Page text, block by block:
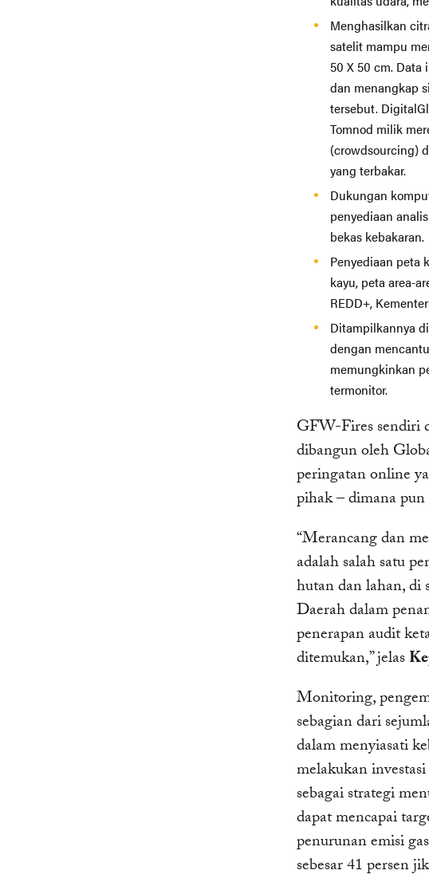
Menghasilkan
satelit mampu
50 X 50 cm.
dan menangkap
tersebut.
Tomnod milik
(crowdsourcing)
yang terbakar.
Dukungan
penyediaan
bekas kebakaran.
Penyediaan peta
kayu, peta area-
REDD+,
Ditampilkannya
dengan
memungkinkan
termonitor.
GFW-Fires sendiri
dibangun oleh
peringatan online
pihak – dimana
“Merancang dan
adalah salah satu
hutan dan lahan, di
Daerah dalam
penerapan audit
ditemukan,” jelas
Monitoring,
sebagian dari
dalam menyiasati
melakukan
sebagai strategi
dapat mencapai
penurunan emisi
sebesar 41 persen